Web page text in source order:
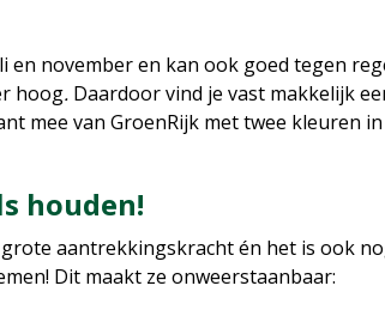
en november en kan ook goed tegen
hoog. Daardoor vind je vast makkelijk
mee van GroenRijk met twee kleuren
houden!
aantrekkingskracht én het is ook
Dit maakt ze onweerstaanbaar: